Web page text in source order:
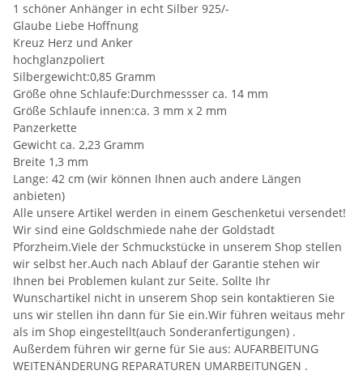
1 schöner Anhänger in echt Silber 925/-
Glaube Liebe Hoffnung
Kreuz Herz und Anker
hochglanzpoliert
Silbergewicht:0,85 Gramm
Größe ohne Schlaufe:Durchmessser ca. 14 mm
Größe Schlaufe innen:ca. 3 mm x 2 mm
Panzerkette
Gewicht ca. 2,23 Gramm
Breite 1,3 mm
Lange: 42 cm (wir können Ihnen auch andere Längen
anbieten)
Alle unsere Artikel werden in einem Geschenketui versendet!
Wir sind eine Goldschmiede nahe der Goldstadt
Pforzheim.Viele der Schmuckstücke in unserem Shop stellen
wir selbst her.Auch nach Ablauf der Garantie stehen wir
Ihnen bei Problemen kulant zur Seite. Sollte Ihr
Wunschartikel nicht in unserem Shop sein kontaktieren Sie
uns wir stellen ihn dann für Sie ein.Wir führen weitaus mehr
als im Shop eingestellt(auch Sonderanfertigungen) .
Außerdem führen wir gerne für Sie aus: AUFARBEITUNG
WEITENÄNDERUNG REPARATUREN UMARBEITUNGEN .